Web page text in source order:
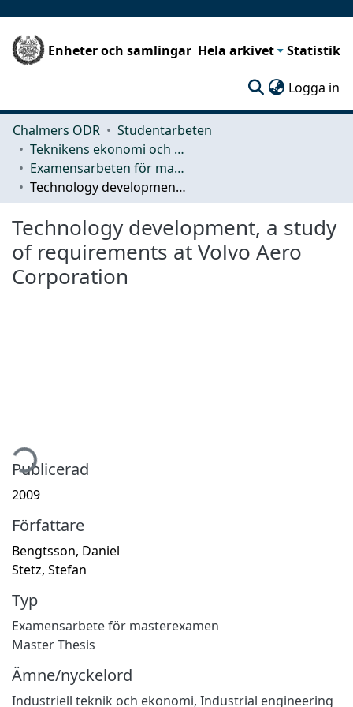
Enheter och samlingar Hela arkivet Statistik
Logga in
Chalmers ODR
Studentarbeten
Teknikens ekonomi och organisation
Examensarbeten för masterexamen
Technology development, a study of requirements at Volvo Aero Corporation
Technology development, a study
of requirements at Volvo Aero
Corporation
Publicerad
2009
Författare
Bengtsson, Daniel
Stetz, Stefan
Typ
Examensarbete för masterexamen
Master Thesis
Ämne/nyckelord
Industriell teknik och ekonomi, Industrial engineering